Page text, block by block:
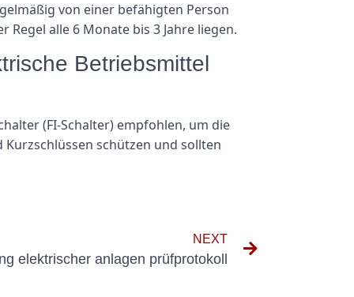
von einer befähigten Person
alle 6 Monate bis 3 Jahre liegen.
Betriebsmittel
(FI-Schalter) empfohlen, um die
schützen und sollten
NEXT
elektrischer anlagen prüfprotokoll